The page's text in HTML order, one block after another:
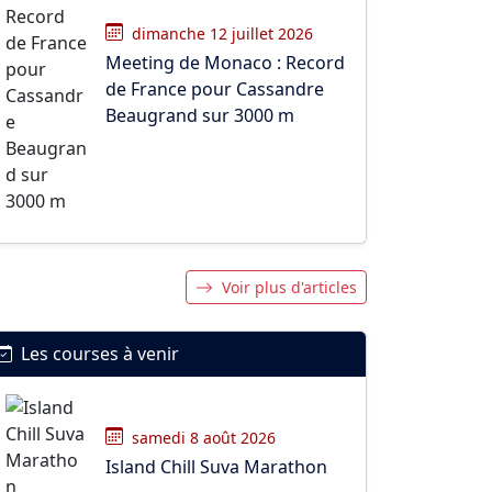
dimanche 12 juillet 2026
Meeting de Monaco : Record
de France pour Cassandre
Beaugrand sur 3000 m
Voir plus d'articles
Les courses à venir
samedi 8 août 2026
Island Chill Suva Marathon